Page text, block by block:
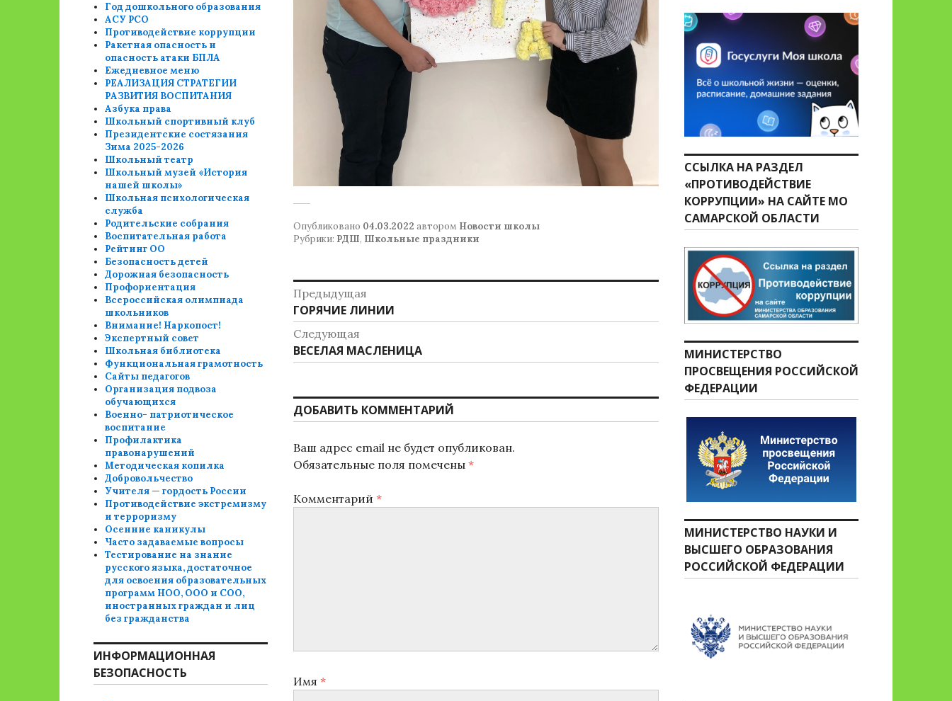
Опубликовано 04.03.2022 автором Новости школы
Рубрики: РДШ, Школьные праздники
Навигация
по
записям
Предыдущая
Предыдущая
запись:
ГОРЯЧИЕ ЛИНИИ
Следующая
Следующая
запись:
ВЕСЕЛАЯ МАСЛЕНИЦА
ДОБАВИТЬ КОММЕНТАРИЙ
Ваш адрес email не будет опубликован.
Обязательные поля помечены *
Комментарий *
Имя *
Год дошкольного образования
АСУ РСО
Противодействие коррупции
Ракетная опасность и
опасность атаки БПЛА
Ежедневное меню
РЕАЛИЗАЦИЯ СТРАТЕГИИ
РАЗВИТИЯ ВОСПИТАНИЯ
Азбука права
Школьный спортивный клуб
Президентские состязания
Зима 2025-2026
Школьный театр
Школьный музей «История
нашей школы»
Школьная психологическая
служба
Родительские собрания
Воспитательная работа
Рейтинг ОО
Безопасность детей
Дорожная безопасность
Профориентация
Всероссийская олимпиада
школьников
Внимание! Наркопост!
Экспертный совет
Школьная библиотека
Функциональная грамотность
Сайты педагогов
Организация подвоза
обучающихся
Военно- патриотическое
воспитание
Профилактика
правонарушений
Методическая копилка
Добровольчество
Учителя — гордость России
Противодействие экстремизму
и терроризму
Осенние каникулы
Часто задаваемые вопросы
Тестирование на знание
русского языка, достаточное
для освоения образовательных
программ НОО, ООО и СОО,
иностранных граждан и лиц
без гражданства
ИНФОРМАЦИОННАЯ
БЕЗОПАСНОСТЬ
ССЫЛКА НА РАЗДЕЛ
«ПРОТИВОДЕЙСТВИЕ
КОРРУПЦИИ» НА САЙТЕ МО
САМАРСКОЙ ОБЛАСТИ
МИНИСТЕРСТВО
ПРОСВЕЩЕНИЯ РОССИЙСКОЙ
ФЕДЕРАЦИИ
МИНИСТЕРСТВО НАУКИ И
ВЫСШЕГО ОБРАЗОВАНИЯ
РОССИЙСКОЙ ФЕДЕРАЦИИ